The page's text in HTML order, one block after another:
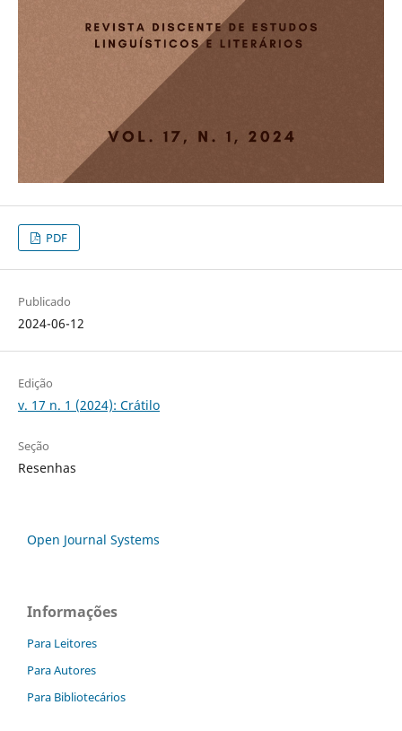
PDF
Publicado
2024-06-12
Edição
v. 17 n. 1 (2024): Crátilo
Seção
Resenhas
Open Journal Systems
Informações
Para Leitores
Para Autores
Para Bibliotecários